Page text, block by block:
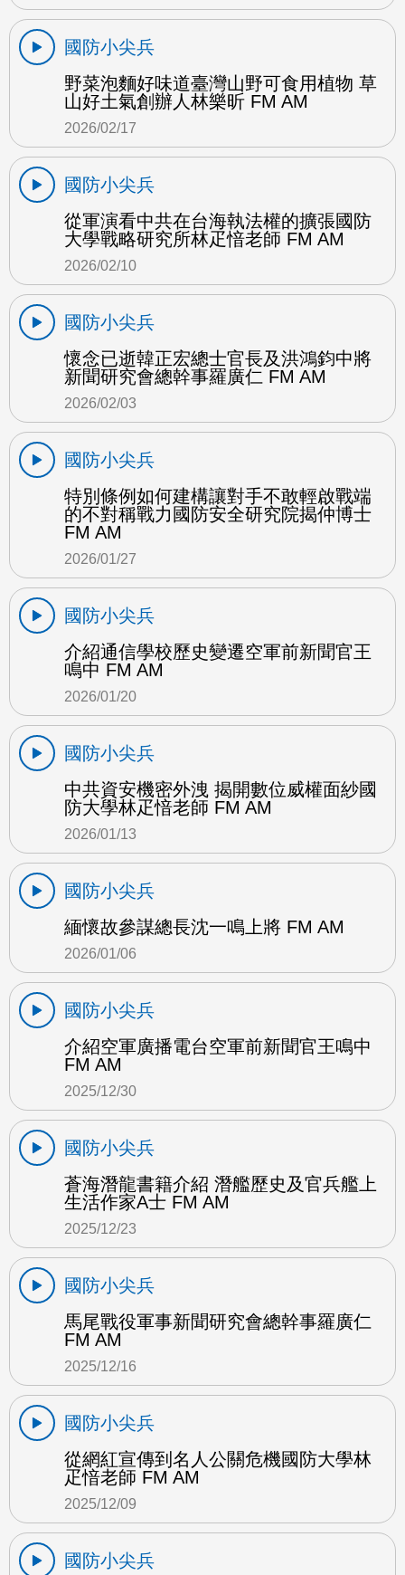
國防小尖兵
野菜泡麵好味道臺灣山野可食用植物 草
山好土氣創辦人林樂昕 FM AM
2026/02/17
國防小尖兵
從軍演看中共在台海執法權的擴張國防
大學戰略研究所林疋愔老師 FM AM
2026/02/10
國防小尖兵
懷念已逝韓正宏總士官長及洪鴻鈞中將
新聞研究會總幹事羅廣仁 FM AM
2026/02/03
國防小尖兵
特別條例如何建構讓對手不敢輕啟戰端
的不對稱戰力國防安全研究院揭仲博士
FM AM
2026/01/27
國防小尖兵
介紹通信學校歷史變遷空軍前新聞官王
鳴中 FM AM
2026/01/20
國防小尖兵
中共資安機密外洩 揭開數位威權面紗國
防大學林疋愔老師 FM AM
2026/01/13
國防小尖兵
緬懷故參謀總長沈一鳴上將 FM AM
2026/01/06
國防小尖兵
介紹空軍廣播電台空軍前新聞官王鳴中
FM AM
2025/12/30
國防小尖兵
蒼海潛龍書籍介紹 潛艦歷史及官兵艦上
生活作家A士 FM AM
2025/12/23
國防小尖兵
馬尾戰役軍事新聞研究會總幹事羅廣仁
FM AM
2025/12/16
國防小尖兵
從網紅宣傳到名人公關危機國防大學林
疋愔老師 FM AM
2025/12/09
國防小尖兵